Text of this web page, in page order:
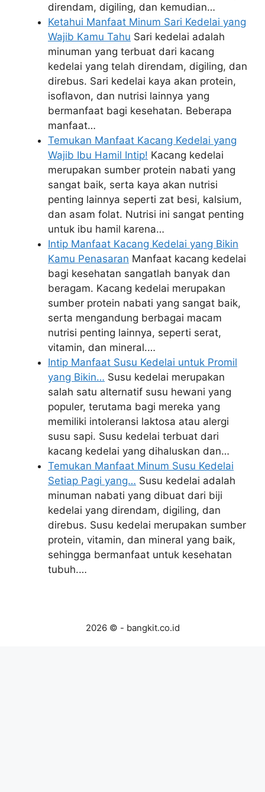
direndam, digiling, dan kemudian…
Ketahui Manfaat Minum Sari Kedelai yang
Wajib Kamu Tahu Sari kedelai adalah
minuman yang terbuat dari kacang
kedelai yang telah direndam, digiling, dan
direbus. Sari kedelai kaya akan protein,
isoflavon, dan nutrisi lainnya yang
bermanfaat bagi kesehatan. Beberapa
manfaat…
Temukan Manfaat Kacang Kedelai yang
Wajib Ibu Hamil Intip! Kacang kedelai
merupakan sumber protein nabati yang
sangat baik, serta kaya akan nutrisi
penting lainnya seperti zat besi, kalsium,
dan asam folat. Nutrisi ini sangat penting
untuk ibu hamil karena…
Intip Manfaat Kacang Kedelai yang Bikin
Kamu Penasaran Manfaat kacang kedelai
bagi kesehatan sangatlah banyak dan
beragam. Kacang kedelai merupakan
sumber protein nabati yang sangat baik,
serta mengandung berbagai macam
nutrisi penting lainnya, seperti serat,
vitamin, dan mineral.…
Intip Manfaat Susu Kedelai untuk Promil
yang Bikin… Susu kedelai merupakan
salah satu alternatif susu hewani yang
populer, terutama bagi mereka yang
memiliki intoleransi laktosa atau alergi
susu sapi. Susu kedelai terbuat dari
kacang kedelai yang dihaluskan dan…
Temukan Manfaat Minum Susu Kedelai
Setiap Pagi yang… Susu kedelai adalah
minuman nabati yang dibuat dari biji
kedelai yang direndam, digiling, dan
direbus. Susu kedelai merupakan sumber
protein, vitamin, dan mineral yang baik,
sehingga bermanfaat untuk kesehatan
tubuh.…
2026 © - bangkit.co.id